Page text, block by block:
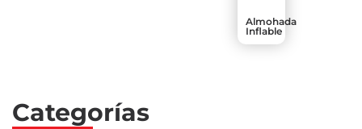
Almohada
Inflable
Categorías